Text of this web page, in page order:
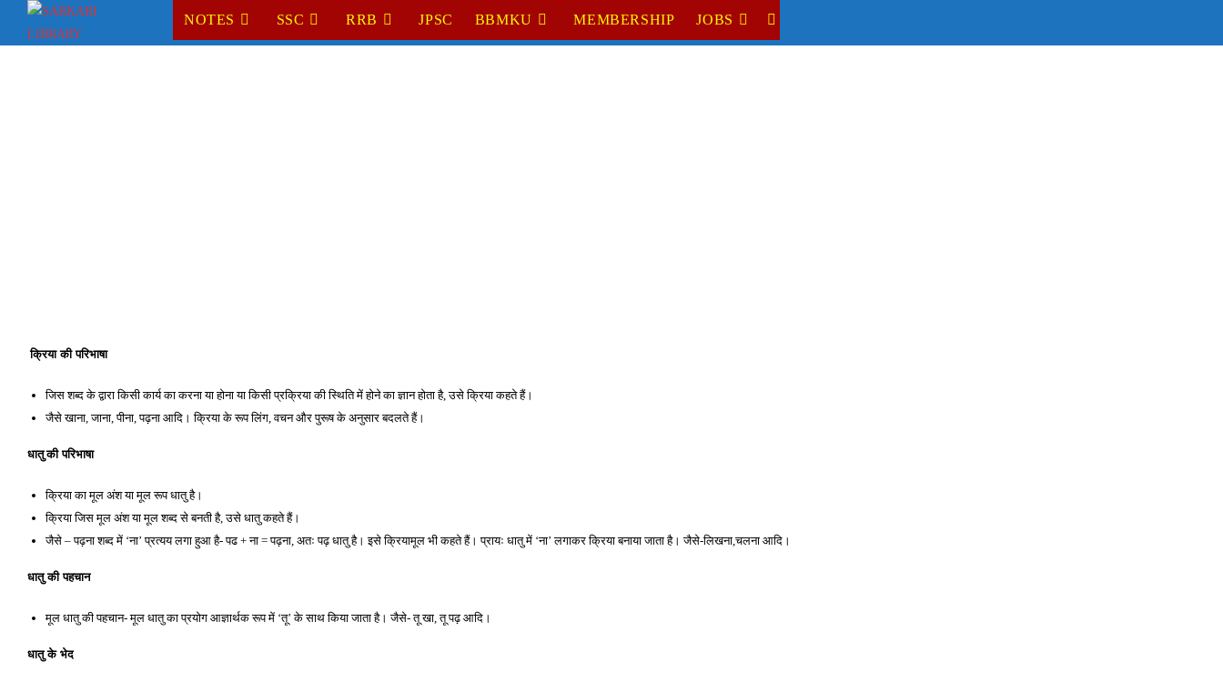
NOTES SSC RRB JPSC BBMKU MEMBERSHIP JOBS
क्रिया की परिभाषा
जिस शब्द के द्वारा किसी कार्य का करना या होना या किसी प्रक्रिया की स्थिति में होने का ज्ञान होता है, उसे क्रिया कहते हैं।
जैसे खाना, जाना, पीना, पढ़ना आदि। क्रिया के रूप लिंग, वचन और पुरूष के अनुसार बदलते हैं।
धातु की परिभाषा
क्रिया का मूल अंश या मूल रूप धातु है।
क्रिया जिस मूल अंश या मूल शब्द से बनती है, उसे धातु कहते हैं।
जैसे – पढ़ना शब्द में ‘ना’ प्रत्यय लगा हुआ है- पढ + ना = पढ़ना, अतः पढ़ धातु है। इसे क्रियामूल भी कहते हैं। प्रायः धातु में ‘ना’ लगाकर क्रिया बनाया जाता है। जैसे-लिखना,चलना आदि।
धातु की पहचान
मूल धातु की पहचान- मूल धातु का प्रयोग आज्ञार्थक रूप में ‘तू’ के साथ किया जाता है। जैसे- तू खा, तू पढ़ आदि।
धातु के भेद